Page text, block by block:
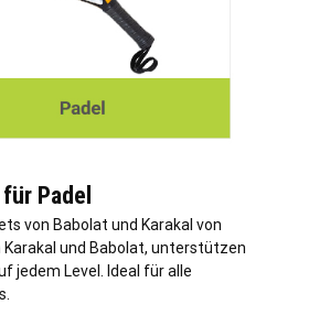
Padel
von Babolat und Karakal von
Karakal und Babolat, unterstützen
jedem Level. Ideal für alle